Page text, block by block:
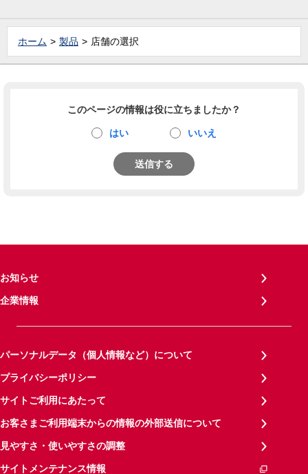
ホーム 製品 店舗の選択
このページの情報は役に立ちましたか？
はい いいえ
送信する
お知らせ
企業情報
パーソナルデータ（個人情報など）について
プライバシーポリシー
サイトご利用にあたって
お客さまご利用端末からの情報の外部送信について
見やすさ・使いやすさの調整
サイトメンテナンス情報